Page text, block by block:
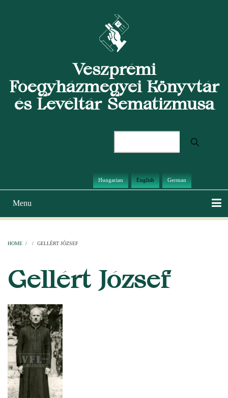
Veszprémi
Főegyházmegyei Könyvtár
és Levéltár Sematizmusa
Hungarian English German
Main
navigation
Menu
HOME / / GELLÉRT JÓZSEF
Gellért József